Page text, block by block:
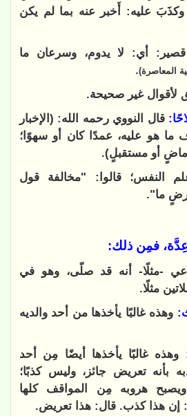
عليه: أَخبر عنه بما لم يكن
أي: لا يدوم، وسرعان ما
المعاصرة).
لأقوال غير صحيحة.
قال النووي رحمه الله: (الإخبار
هو عليه، عمدًا كان أو سهوًا؛
ماضٍ أو مستقبلٍ).
النفس؛ قالوا: "مخالفة قول
ما".
عِدَّة، فمِن ذلك:
-مثلًا- أنه قد صلّى، وهو في
مثلًا.
وهذه غالبًا يأخذها من أحد والديه
وهذه غالبًا يأخذها أيضًا مِن أحد
بأنه تعريض جائز، وليس كذبًا؛
هروبه مِن المواقف كلها
إن هذا كذب. قال: هذا تعريض.